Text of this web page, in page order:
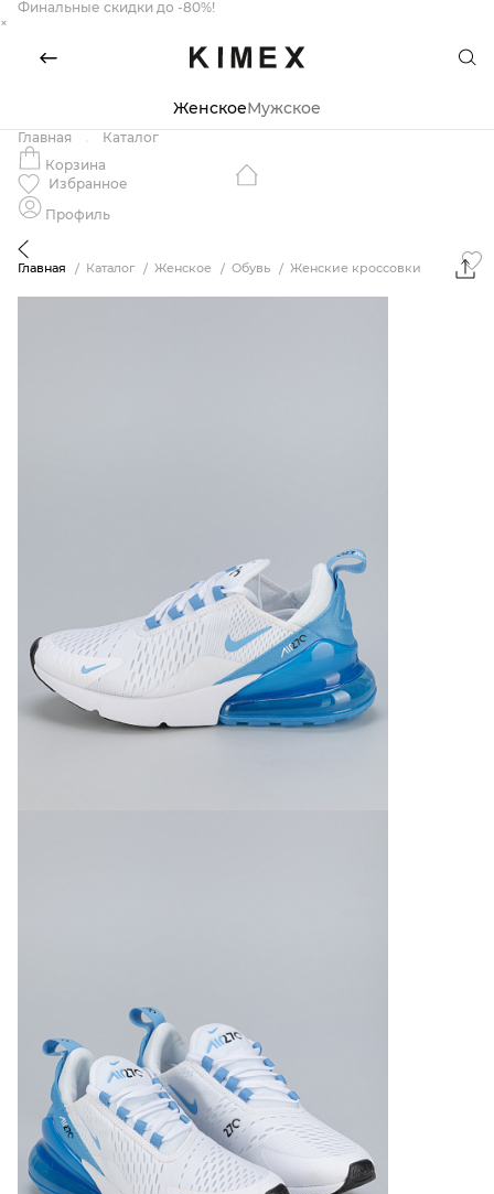
Финальные скидки до -80%!
×
ЖенскоеМужское
Главная
Каталог
Корзина
Избранное
Профиль
Главная Каталог Женское Обувь Женские кроссовки